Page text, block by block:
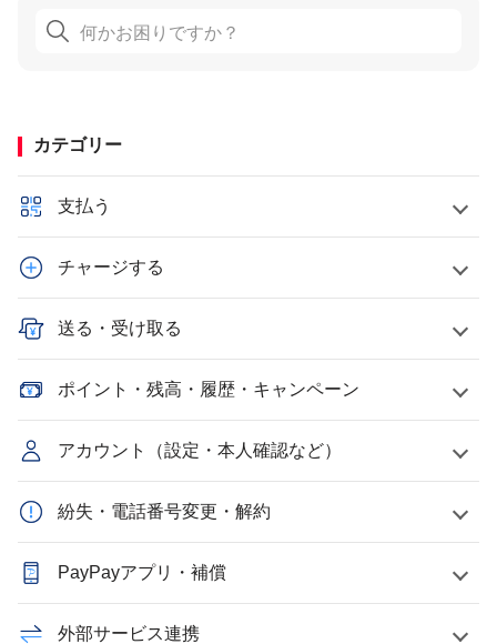
カテゴリー
支払う
チャージする
送る・受け取る
ポイント・残高・履歴・キャンペーン
アカウント（設定・本人確認など）
紛失・電話番号変更・解約
PayPayアプリ・補償
外部サービス連携